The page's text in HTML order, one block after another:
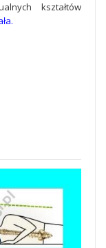
kształtów